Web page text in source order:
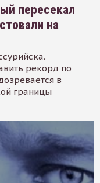
пересекал
на
рекорд по
в
границы